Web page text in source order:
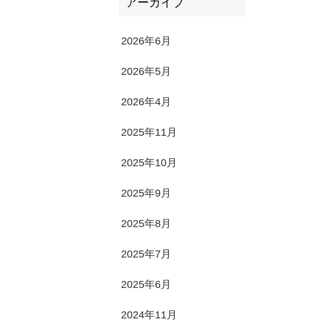
アーカイブ
2026年6月
2026年5月
2026年4月
2025年11月
2025年10月
2025年9月
2025年8月
2025年7月
2025年6月
2024年11月